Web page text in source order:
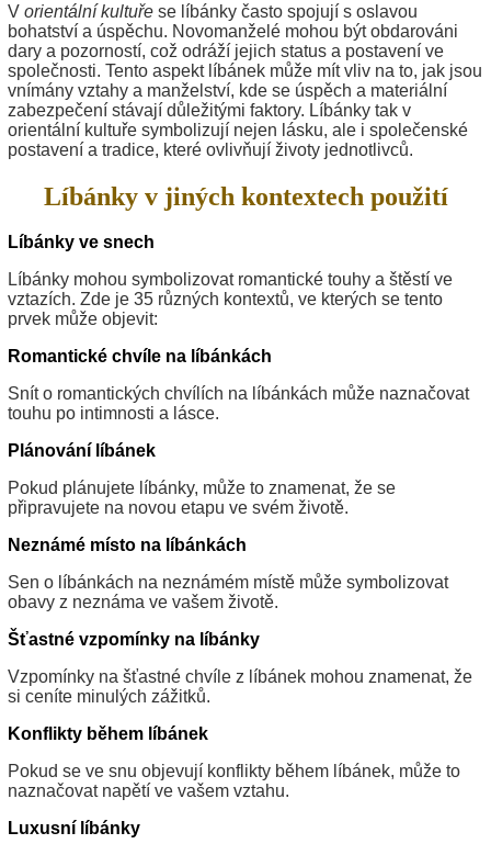
V orientální kultuře se líbánky často spojují s oslavou
bohatství a úspěchu. Novomanželé mohou být obdarováni
dary a pozorností, což odráží jejich status a postavení ve
společnosti. Tento aspekt líbánek může mít vliv na to, jak jsou
vnímány vztahy a manželství, kde se úspěch a materiální
zabezpečení stávají důležitými faktory. Líbánky tak v
orientální kultuře symbolizují nejen lásku, ale i společenské
postavení a tradice, které ovlivňují životy jednotlivců.
Líbánky v jiných kontextech použití
Líbánky ve snech
Líbánky mohou symbolizovat romantické touhy a štěstí ve
vztazích. Zde je 35 různých kontextů, ve kterých se tento
prvek může objevit:
Romantické chvíle na líbánkách
Snít o romantických chvílích na líbánkách může naznačovat
touhu po intimnosti a lásce.
Plánování líbánek
Pokud plánujete líbánky, může to znamenat, že se
připravujete na novou etapu ve svém životě.
Neznámé místo na líbánkách
Sen o líbánkách na neznámém místě může symbolizovat
obavy z neznáma ve vašem životě.
Šťastné vzpomínky na líbánky
Vzpomínky na šťastné chvíle z líbánek mohou znamenat, že
si ceníte minulých zážitků.
Konflikty během líbánek
Pokud se ve snu objevují konflikty během líbánek, může to
naznačovat napětí ve vašem vztahu.
Luxusní líbánky